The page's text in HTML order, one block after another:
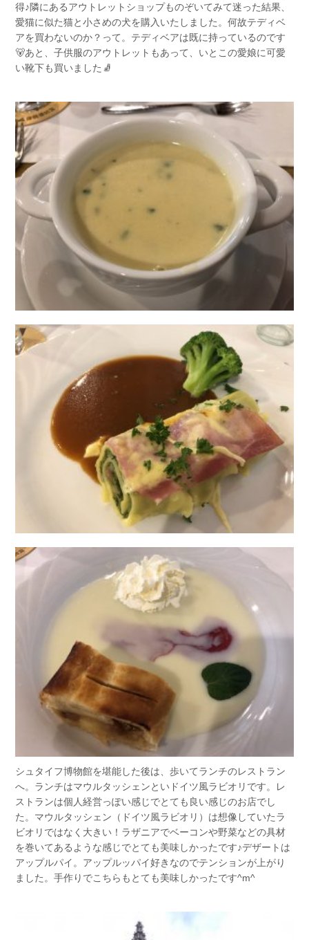
得♪隣にあるアウトレットショップものぞいてみて迷った結果、
愛猫に似た猫と小さめの犬を購入いたしました。何故テディベ
アを買わないのか？って。テディベアは既に持っているのです
🐻あと、子供服のアウトレットもあって、いとこの愛娘に可愛
い靴下も買いました🧦
シュタイフ博物館を堪能した後は、歩いてランチのレストラン
へ。ランチはマウルタッシェンといドイツ風ラビオリです。レ
ストランは個人経営っぽい感じでとても良い感じのお店でし
た。マウルタッシェン（ドイツ風ラビオリ）は想像していたラ
ビオリではなく大きい！ラザニアでベーコンや野菜などの具材
を巻いてあるような感じでとても美味しかったです♪デザートは
アップルパイ。アップルッパイ好きなのでテンションが上がり
ました。手作りでこちらもとても美味しかったです^m^